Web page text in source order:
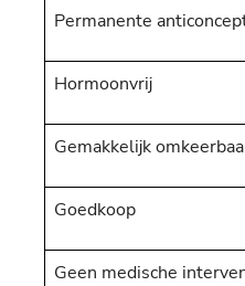
Permanente
Hormoonvrij
Gemakkelijk
Goedkoop
Geen medische